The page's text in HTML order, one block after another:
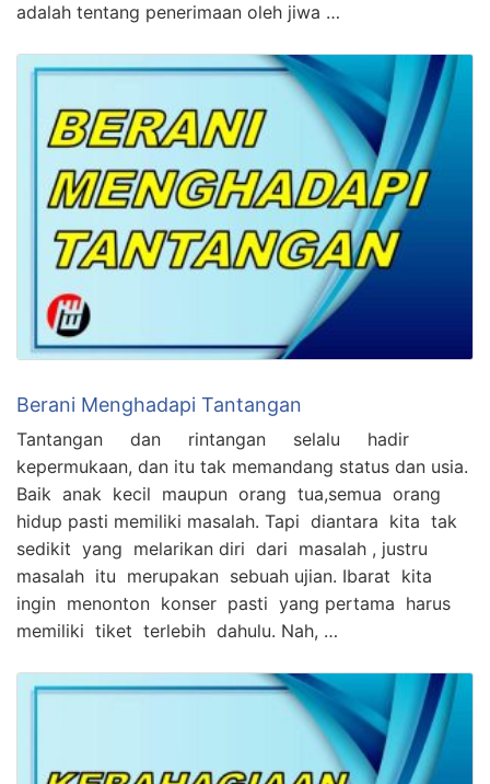
adalah tentang penerimaan oleh jiwa …
Berani Menghadapi Tantangan
Tantangan dan rintangan selalu hadir
kepermukaan, dan itu tak memandang status dan usia.
Baik anak kecil maupun orang tua,semua orang
hidup pasti memiliki masalah. Tapi diantara kita tak
sedikit yang melarikan diri dari masalah , justru
masalah itu merupakan sebuah ujian. Ibarat kita
ingin menonton konser pasti yang pertama harus
memiliki tiket terlebih dahulu. Nah, …